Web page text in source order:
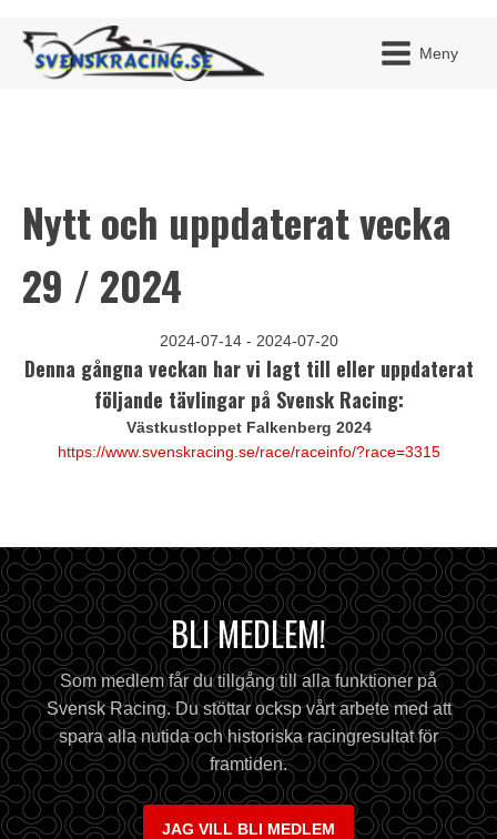
Meny
BLI
MITT
Nytt och uppdaterat vecka
29 / 2024
2024-07-14 - 2024-07-20
Denna gångna veckan har vi lagt till eller uppdaterat
följande tävlingar på Svensk Racing:
Västkustloppet Falkenberg 2024
https://www.svenskracing.se/race/raceinfo/?race=3315
BLI MEDLEM!
Som medlem får du tillgång till alla funktioner på
Svensk Racing. Du stöttar ocksp vårt arbete med att
spara alla nutida och historiska racingresultat för
framtiden.
JAG VILL BLI MEDLEM